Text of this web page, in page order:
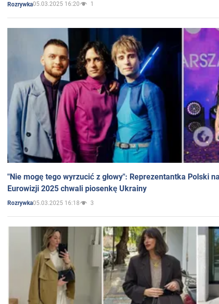
Rozrywka05.03.2025 16:20 1
"Nie mogę tego wyrzucić z głowy": Reprezentantka Polski
Eurowizji 2025 chwali piosenkę Ukrainy
Rozrywka05.03.2025 16:18 3